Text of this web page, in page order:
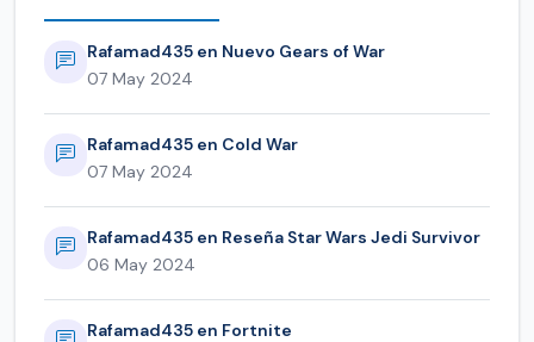
Rafamad435 en Nuevo Gears of War
07 May 2024
Rafamad435 en Cold War
07 May 2024
Rafamad435 en Reseña Star Wars Jedi Survivor
06 May 2024
Rafamad435 en Fortnite